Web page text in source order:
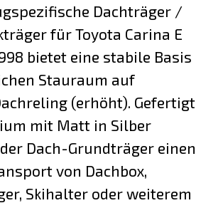
Dachträger /
für Toyota Carina E
bietet eine stabile Basis
Stauraum auf
(erhöht). Gefertigt
mit Matt in Silber
Dach-Grundträger einen
von Dachbox,
Skihalter oder weiterem